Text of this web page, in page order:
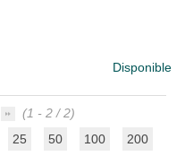
Disponible
(1 - 2 / 2)
25 50 100 200